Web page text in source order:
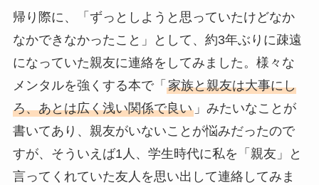
帰り際に、「ずっとしようと思っていたけどなか
なかできなかったこと」として、約3年ぶりに疎遠
になっていた親友に連絡をしてみました。様々な
メンタルを強くする本で「 家族と親友は大事にし
ろ、あとは広く浅い関係で良い」みたいなことが
書いてあり、親友がいないことが悩みだったので
すが、そういえば1人、学生時代に私を「親友」と
言ってくれていた友人を思い出して連絡してみま